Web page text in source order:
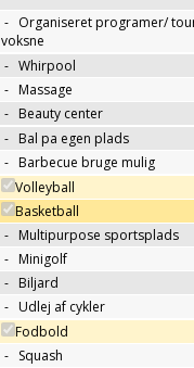
- Organiseret programer/
voksne
- Whirpool
- Massage
- Beauty center
- Bal pa egen plads
- Barbecue bruge mulig
Volleyball
Basketball
- Multipurpose sportsplads
- Minigolf
- Biljard
- Udlej af cykler
Fodbold
- Squash